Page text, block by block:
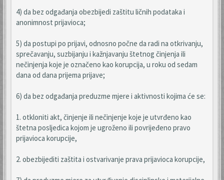
4) da bez odgađanja obezbijedi zaštitu ličnih podataka i
anonimnost prijavioca;
5) da postupi po prijavi, odnosno počne da radi na otkrivanju,
sprečavanju, suzbijanju i kažnjavanju štetnog činjenja ili
nečinjenja koje je označeno kao korupcija, u roku od sedam
dana od dana prijema prijave;
6) da bez odgađanja preduzme mjere i aktivnosti kojima će se:
1. otkloniti akt, činjenje ili nečinjenje koje je utvrđeno kao
štetna posljedica kojom je ugroženo ili povrijeđeno pravo
prijavioca korupcije,
2. obezbijediti zaštita i ostvarivanje prava prijavioca korupcije,